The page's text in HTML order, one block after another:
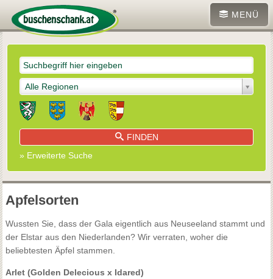
MENÜ
Alle Regionen
FINDEN
» Erweiterte Suche
Apfelsorten
Wussten Sie, dass der Gala eigentlich aus Neuseeland stammt und
der Elstar aus den Niederlanden? Wir verraten, woher die
beliebtesten Äpfel stammen.
Arlet (Golden Delecious x Idared)